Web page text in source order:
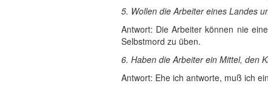
5. Wollen die Arbeiter eines Landes
Antwort: Die Arbeiter können nie
Selbstmord zu üben.
6. Haben die Arbeiter ein Mittel, den
Antwort: Ehe ich antworte, muß ich